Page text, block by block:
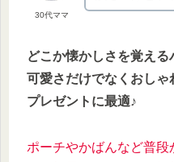
30代ママ
どこか懐かしさを覚える
可愛さだけでなくおしゃ
プレゼントに最適♪
ポーチやかばんなど普